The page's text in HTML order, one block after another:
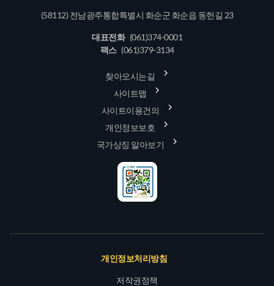
(58112) 전남광주통합특별시 화순군 화순읍 동헌길 23
대표전화 (061)374-0001
팩스 (061)379-3134
찾아오시는길
사이트맵
사이트이용건의
개인정보보호
국가상징 알아보기
개인정보처리방침
저작권정책